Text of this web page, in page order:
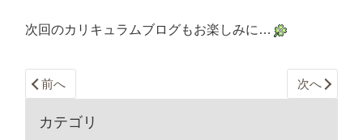
次回のカリキュラムブログもお楽しみに…
前へ 次へ
カテゴリ